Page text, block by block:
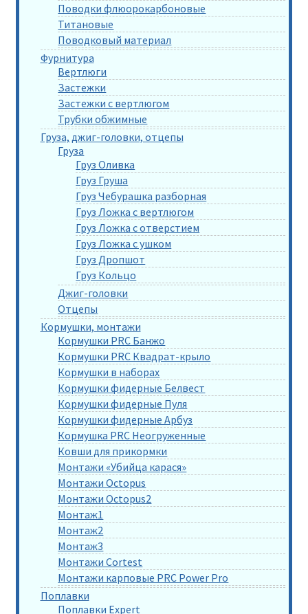
Поводки флюорокарбоновые
Титановые
Поводковый материал
Фурнитура
Вертлюги
Застежки
Застежки с вертлюгом
Трубки обжимные
Груза, джиг-головки, отцепы
Груза
Груз Оливка
Груз Груша
Груз Чебурашка разборная
Груз Ложка с вертлюгом
Груз Ложка с отверстием
Груз Ложка с ушком
Груз Дропшот
Груз Кольцо
Джиг-головки
Отцепы
Кормушки, монтажи
Кормушки PRC Банжо
Кормушки PRC Квадрат-крыло
Кормушки в наборах
Кормушки фидерные Белвест
Кормушки фидерные Пуля
Кормушки фидерные Арбуз
Кормушка PRC Неогруженные
Ковши для прикормки
Монтажи «Убийца карася»
Монтажи Octopus
Монтажи Octopus2
Монтаж1
Монтаж2
Монтаж3
Монтажи Cortest
Монтажи карповые PRC Power Pro
Поплавки
Поплавки Expert